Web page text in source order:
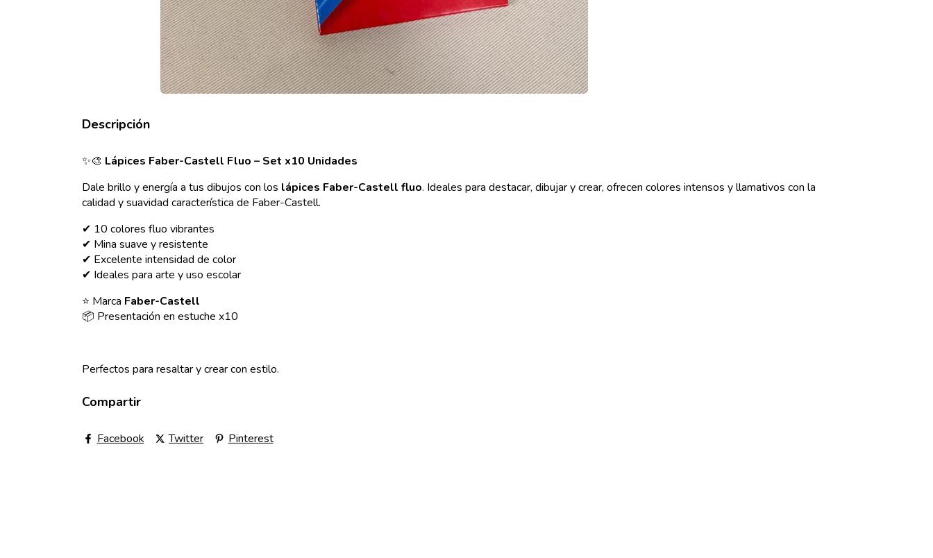
Descripción
✨🎨 Lápices Faber-Castell Fluo – Set x10 Unidades
Dale brillo y energía a tus dibujos con los lápices Faber-Castell fluo. Ideales para destacar, dibujar y crear, ofrecen colores intensos y llamativos con la
calidad y suavidad característica de Faber-Castell.
✔ 10 colores fluo vibrantes
✔ Mina suave y resistente
✔ Excelente intensidad de color
✔ Ideales para arte y uso escolar
⭐ Marca Faber-Castell
📦 Presentación en estuche x10
Perfectos para resaltar y crear con estilo.
Compartir
Facebook Twitter Pinterest